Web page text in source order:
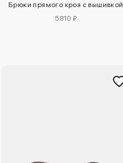
Брюки прямого кроя с вышивкой
5810 ₽